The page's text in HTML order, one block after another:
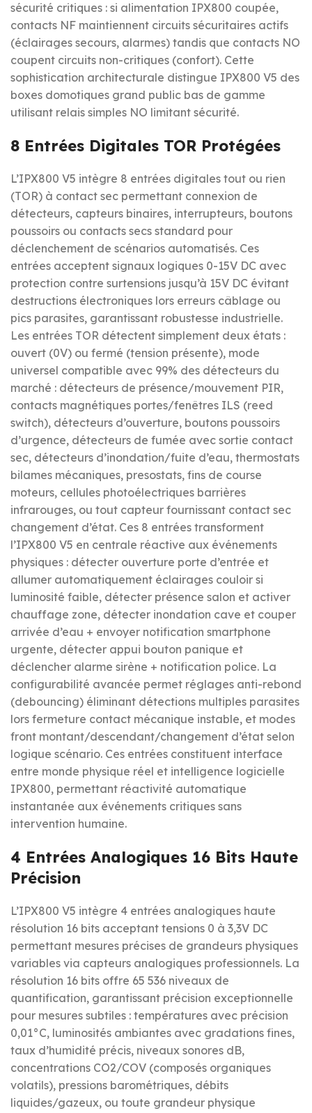
sécurité critiques : si alimentation IPX800 coupée,
contacts NF maintiennent circuits sécuritaires actifs
(éclairages secours, alarmes) tandis que contacts NO
coupent circuits non-critiques (confort). Cette
sophistication architecturale distingue IPX800 V5 des
boxes domotiques grand public bas de gamme
utilisant relais simples NO limitant sécurité.
8 Entrées Digitales TOR Protégées
L’IPX800 V5 intègre 8 entrées digitales tout ou rien
(TOR) à contact sec permettant connexion de
détecteurs, capteurs binaires, interrupteurs, boutons
poussoirs ou contacts secs standard pour
déclenchement de scénarios automatisés. Ces
entrées acceptent signaux logiques 0-15V DC avec
protection contre surtensions jusqu’à 15V DC évitant
destructions électroniques lors erreurs câblage ou
pics parasites, garantissant robustesse industrielle.
Les entrées TOR détectent simplement deux états :
ouvert (0V) ou fermé (tension présente), mode
universel compatible avec 99% des détecteurs du
marché : détecteurs de présence/mouvement PIR,
contacts magnétiques portes/fenêtres ILS (reed
switch), détecteurs d’ouverture, boutons poussoirs
d’urgence, détecteurs de fumée avec sortie contact
sec, détecteurs d’inondation/fuite d’eau, thermostats
bilames mécaniques, presostats, fins de course
moteurs, cellules photoélectriques barrières
infrarouges, ou tout capteur fournissant contact sec
changement d’état. Ces 8 entrées transforment
l’IPX800 V5 en centrale réactive aux événements
physiques : détecter ouverture porte d’entrée et
allumer automatiquement éclairages couloir si
luminosité faible, détecter présence salon et activer
chauffage zone, détecter inondation cave et couper
arrivée d’eau + envoyer notification smartphone
urgente, détecter appui bouton panique et
déclencher alarme sirène + notification police. La
configurabilité avancée permet réglages anti-rebond
(debouncing) éliminant détections multiples parasites
lors fermeture contact mécanique instable, et modes
front montant/descendant/changement d’état selon
logique scénario. Ces entrées constituent interface
entre monde physique réel et intelligence logicielle
IPX800, permettant réactivité automatique
instantanée aux événements critiques sans
intervention humaine.
4 Entrées Analogiques 16 Bits Haute
Précision
L’IPX800 V5 intègre 4 entrées analogiques haute
résolution 16 bits acceptant tensions 0 à 3,3V DC
permettant mesures précises de grandeurs physiques
variables via capteurs analogiques professionnels. La
résolution 16 bits offre 65 536 niveaux de
quantification, garantissant précision exceptionnelle
pour mesures subtiles : températures avec précision
0,01°C, luminosités ambiantes avec gradations fines,
taux d’humidité précis, niveaux sonores dB,
concentrations CO2/COV (composés organiques
volatils), pressions barométriques, débits
liquides/gazeux, ou toute grandeur physique